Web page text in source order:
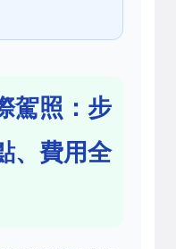
駕照：步
、費用全